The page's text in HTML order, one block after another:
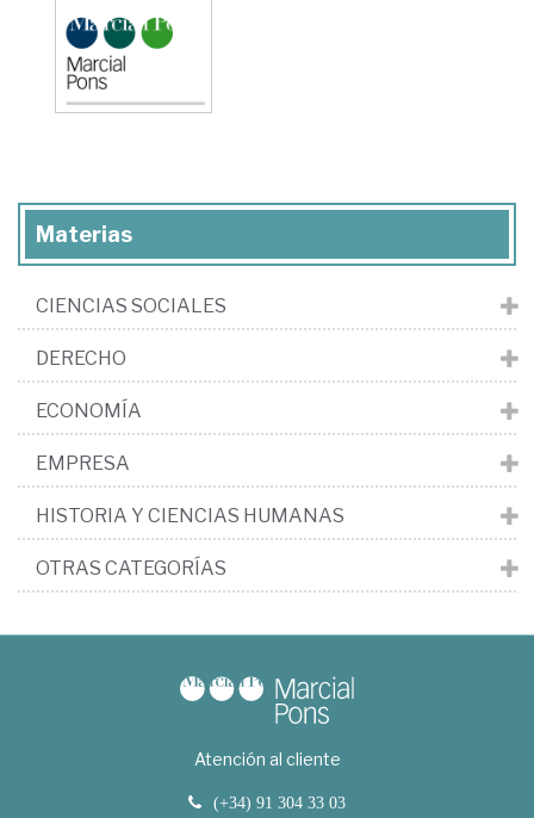
Materias
CIENCIAS SOCIALES
DERECHO
ECONOMÍA
EMPRESA
HISTORIA Y CIENCIAS HUMANAS
OTRAS CATEGORÍAS
Atención al cliente
(+34) 91 304 33 03